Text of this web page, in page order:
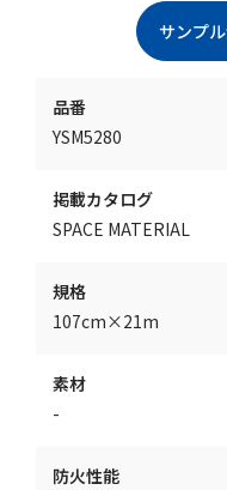
品番
YSM5280
掲載カタログ
SPACE MATERIAL
規格
107cm×21m
素材
-
防火性能